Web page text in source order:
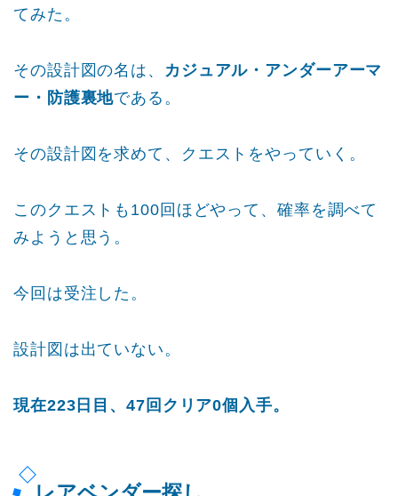
てみた。
その設計図の名は、
カジュアル・アンダーアーマ
ー・防護裏地である。
その設計図を求めて、クエストをやっていく。
このクエストも100回ほどやって、確率を調べて
みようと思う。
今回は受注した。
設計図は出ていない。
現在223日目、47回クリア0個入手。